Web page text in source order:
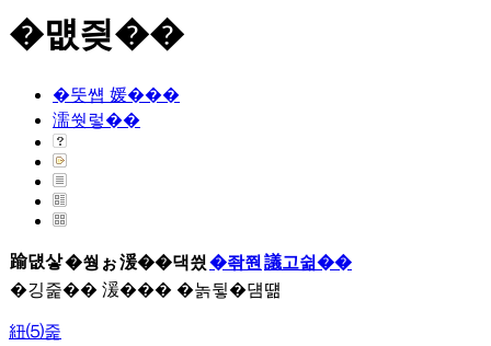
�먮즺��
�뚯썝 媛���
濡쒓렇��
踰덊샇�쒕ぉ湲��댁씠�좎쭨 議고쉶��
�깅줉�� 湲��� �놁뒿�덈떎
紐⑸줉